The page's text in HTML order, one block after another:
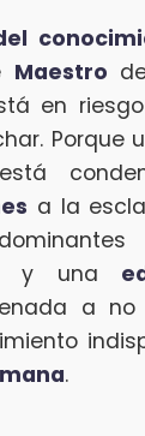
Maestro
en
Porque
a la
y una
a no
.